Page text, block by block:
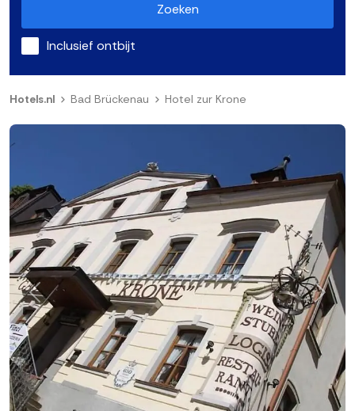
Zoeken
Inclusief ontbijt
Hotels.nl Bad Brückenau Hotel zur Krone